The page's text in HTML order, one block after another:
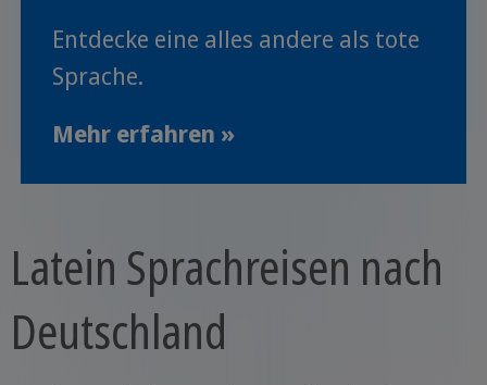
Entdecke eine alles andere als tote
Sprache.
Mehr erfahren »
Latein Sprachreisen nach
Deutschland